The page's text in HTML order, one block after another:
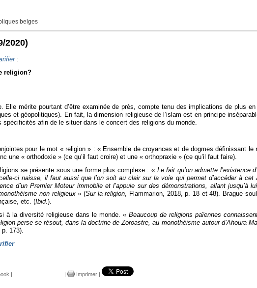
belges
2020)
:
religion?
Elle mérite pourtant d’être examinée de près, compte tenu des implications de plus
et géopolitiques). En fait, la dimension religieuse de l’islam est en principe
spécificités afin de le situer dans le concert des religions du monde.
pour le mot « religion » : « Ensemble de croyances et de dogmes définissant
une « orthodoxie » (ce qu’il faut croire) et une « orthopraxie » (ce qu’il faut faire).
se présente sous une forme plus complexe : « Le fait qu’on admette l’existence
ci naisse, il faut aussi que l’on soit au clair sur la voie qui permet d’accéder à
d’un Premier Moteur immobile et l’appuie sur des démonstrations, allant jusqu’à
non religieux» (Sur la religion, Flammarion, 2018, p. 18 et 48). Brague
etc. (Ibid.).
diversité religieuse dans le monde. « Beaucoup de religions païennes
perse se résout, dans la doctrine de Zoroastre, au monothéisme autour d’Ahoura
173).
| | Imprimer |